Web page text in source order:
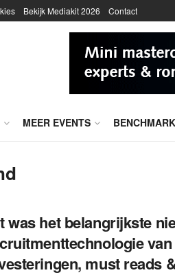
Bekijk Mediakit 2026 Contact
MEER EVENTS BENCHMARK
was het belangrijkste
must reads